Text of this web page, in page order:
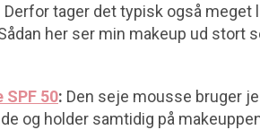
tager det typisk også
her ser min makeup ud stort
SPF 50: Den seje mousse bruger
og holder samtidig på